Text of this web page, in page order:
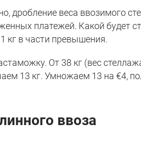
дробление веса ввозимого
платежей. Какой будет
кг в части превышения.
От 38 кг (вес
13 кг. Умножаем 13 на €4,
ввоза